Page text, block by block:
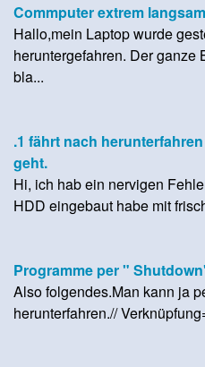
Commputer extrem
Hallo,mein Laptop wurde
heruntergefahren. Der ganze
bla...
.1 fährt nach
geht.
Hi, ich hab ein nervigen
HDD eingebaut habe mit
Programme per "
Also folgendes.Man kann ja
herunterfahren.//